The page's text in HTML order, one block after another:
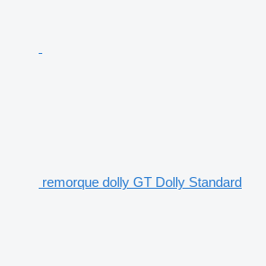
remorque dolly GT Dolly Standard